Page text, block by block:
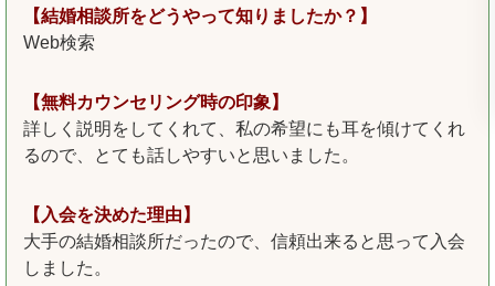
【結婚相談所をどうやって知りましたか？】
Web検索
【無料カウンセリング時の印象】
詳しく説明をしてくれて、私の希望にも耳を傾けてくれ
るので、とても話しやすいと思いました。
【入会を決めた理由】
大手の結婚相談所だったので、信頼出来ると思って入会
しました。